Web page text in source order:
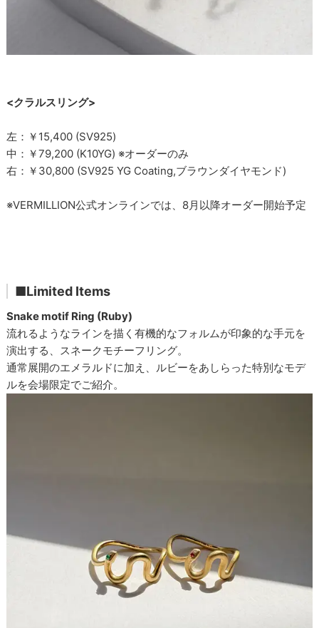
<クラルスリング>
左：￥15,400 (SV925)
中：￥79,200 (K10YG) ※オーダーのみ
右：￥30,800 (SV925 YG Coating,ブラウンダイヤモンド)
※VERMILLION公式オンラインでは、8月以降オーダー開始予定
■Limited Items
Snake motif Ring (Ruby)
流れるようなラインを描く有機的なフォルムが印象的な手元を
演出する、スネークモチーフリング。
通常展開のエメラルドに加え、ルビーをあしらった特別なモデ
ルを会場限定でご紹介。